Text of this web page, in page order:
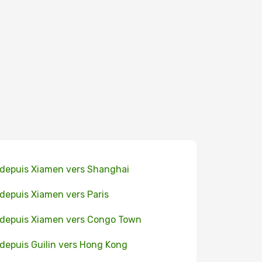
Xiamen vers Shanghai
Xiamen vers Paris
Xiamen vers Congo Town
Guilin vers Hong Kong